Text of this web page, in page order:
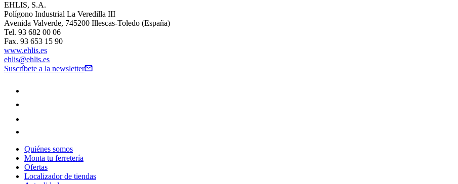
EHLIS, S.A.
Polígono Industrial La Veredilla III
Avenida Valverde, 745200 Illescas-Toledo (España)
Tel. 93 682 00 06
Fax. 93 653 15 90
www.ehlis.es
ehlis@ehlis.es
Suscríbete a la newsletter
Quiénes somos
Monta tu ferretería
Ofertas
Localizador de tiendas